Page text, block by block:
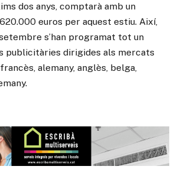
dos anys, comptarà amb un
euros per aquest estiu. Així,
s’han programat tot un
publicitàries dirigides als mercats
alemany, anglès, belga,